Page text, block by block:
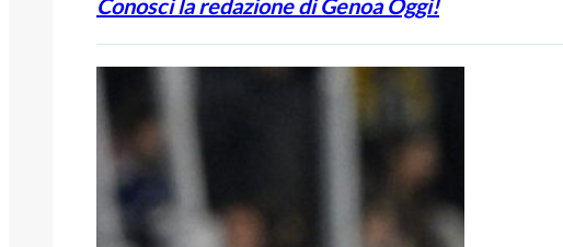
Conosci la redazione di Genoa Oggi!